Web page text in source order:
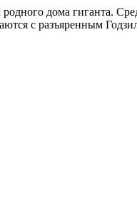
дома гиганта.
с разъяренным